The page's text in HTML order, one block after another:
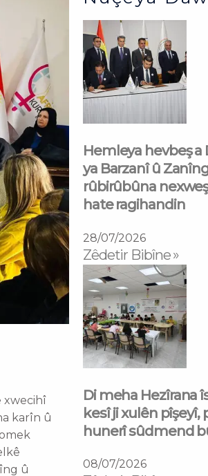
xwecihî
karîn û
û
Hemleya hevbeş a
ya Barzanî û
rûbirûbûna
hate ragihandin
28/07/2026
Zêdetir Bibîne »
Di meha Hezîrana
kesî ji xulên pîşeyî,
hunerî sûdmend
08/07/2026